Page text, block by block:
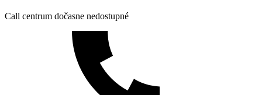
Call centrum dočasne nedostupné